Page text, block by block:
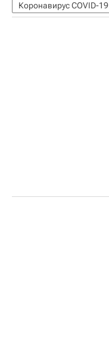
Коронавирус COVID-19